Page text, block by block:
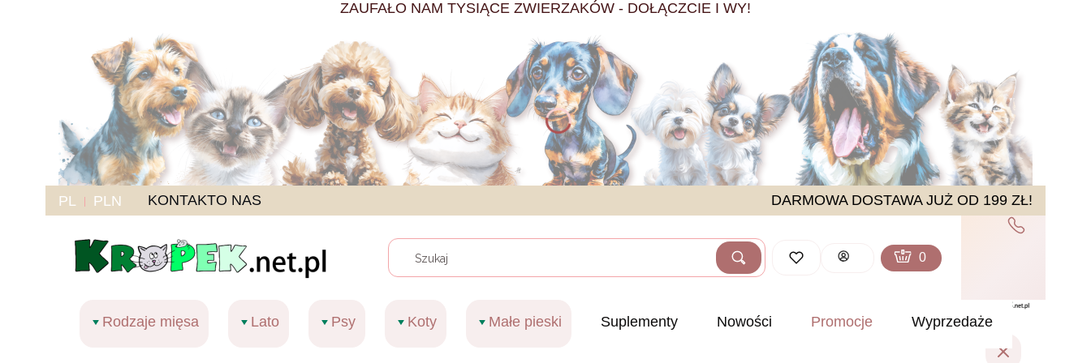
ZAUFAŁO NAM TYSIĄCE ZWIERZAKÓW - DOŁĄCZCIE I WY!
PL PLN KONTAKTO NAS DARMOWA DOSTAWA JUŻ OD 199 ZŁ!
WyczyśćSzukaj Zaloguj się
Produkty w koszyku: 0. Zobacz
Koszyk
Rodzaje mięsa Lato Psy Koty Małe pieski Suplementy Nowości Promocje Wyprzedaże